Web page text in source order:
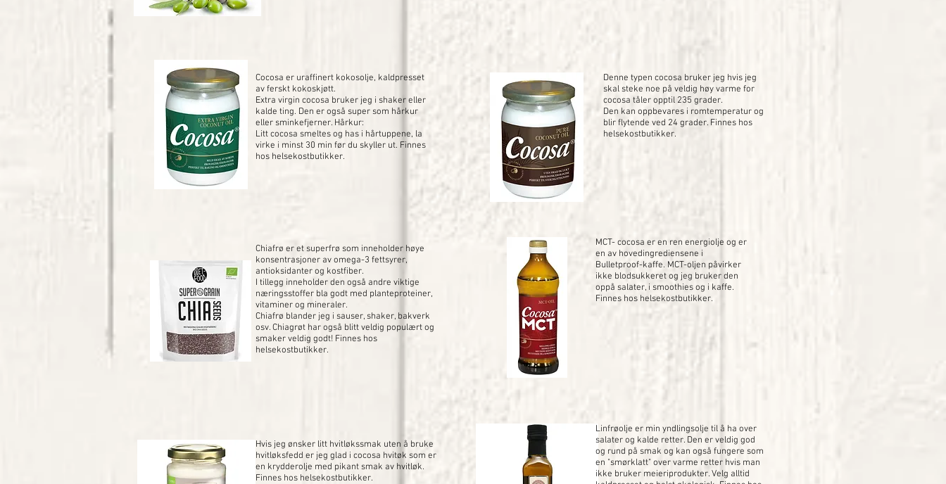
Cocosa er uraffinert kokosolje, kaldpresset
av ferskt kokoskjøtt.
Extra virgin cocosa bruker jeg i shaker eller
kalde ting. Den er også super som hårkur
eller sminkefjerner. Hårkur:
Litt cocosa smeltes og has i hårtuppene, la
virke i minst 30 min før du skyller ut. Finnes
hos helsekostbutikker.
Denne typen cocosa bruker jeg hvis jeg
skal steke noe på veldig høy varme for
cocosa tåler opptil 235 grader.
Den kan oppbevares i romtemperatur og
blir flytende ved 24 grader. Finnes hos
helsekostbutikker.
Chiafrø er et superfrø som inneholder høye
konsentrasjoner av omega-3 fettsyrer,
antioksidanter og kostfiber.
I tillegg inneholder den også andre viktige
næringsstoffer bla godt med planteproteiner,
vitaminer og mineraler.
Chiafrø blander jeg i sauser, shaker, bakverk
osv. Chiagrøt har også blitt veldig populært og
smaker veldig godt! Finnes hos
helsekostbutikker.
MCT- cocosa er en ren energiolje og er
en av hovedingrediensene i
Bulletproof-kaffe. MCT-oljen påvirker
ikke blodsukkeret og jeg bruker den
oppå salater, i smoothies og i kaffe.
Finnes hos helsekostbutikker.
Hvis jeg ønsker litt hvitløkssmak uten å bruke
hvitløksfedd er jeg glad i cocosa hvitøk som er
en krydderolje med pikant smak av hvitløk.
Finnes hos helsekostbutikker.
Linfrøolje er min yndlingsolje til å ha over
salater og kalde retter. Den er veldig god
og rund på smak og kan også fungere som
en "smørklatt" over varme retter hvis man
ikke bruker meieriprodukter. Velg alltid